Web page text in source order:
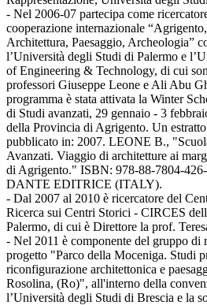
- Nel 2006-07 partecipa come
cooperazione internazionale
Architettura, Paesaggio, Archeologia”
l’Università degli Studi di Palermo e
of Engineering & Technology, di cui
professori Giuseppe Leone e Ali Abu
programma è stata attivata la Winter
di Studi avanzati, 29 gennaio - 3
della Provincia di Agrigento. Un
pubblicato in: 2007. LEONE B.,
Avanzati. Viaggio di architetture ai
di Agrigento." ISBN: 978-88-7804-
DANTE EDITRICE (ITALY).
- Dal 2007 al 2010 è ricercatore del
Ricerca sui Centri Storici - CIRCES
Palermo, di cui è Direttore la prof.
- Nel 2011 è componente del gruppo di
progetto "Parco della Moceniga. Studi
riconfigurazione architettonica e
Rosolina, (Ro)", all'interno della
l’Università degli Studi di Brescia e la